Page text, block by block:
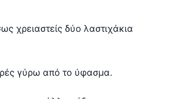
χρειαστείς δύο λαστιχάκια
γύρω από το ύφασμα.